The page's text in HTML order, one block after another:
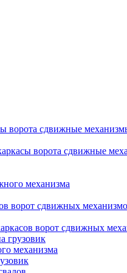
ворота сдвижные
ворота сдвижные
механизма
ворот сдвижных
ворот сдвижных
грузовик
механизма